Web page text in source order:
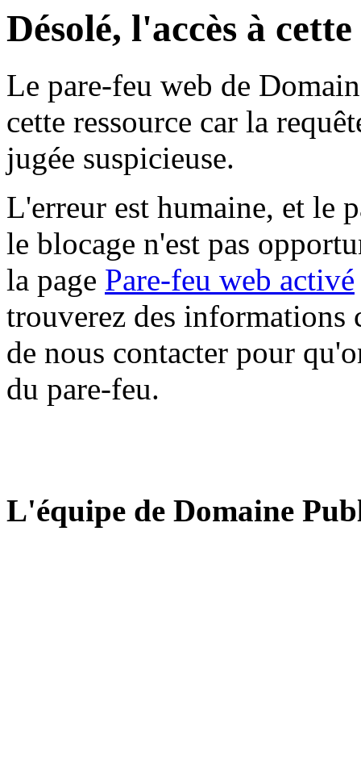
Désolé, l'accès à
Le pare-feu web de
cette ressource car la
jugée suspicieuse.
L'erreur est humaine, et le
le blocage n'est pas
la page Pare-feu web activé
trouverez des informations
de nous contacter pour
du pare-feu.
L'équipe de Domaine